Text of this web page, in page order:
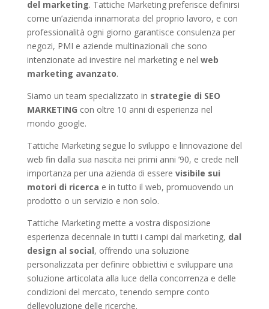
del marketing. Tattiche Marketing preferisce definirsi
come un’azienda innamorata del proprio lavoro, e con
professionalità ogni giorno garantisce consulenza per
negozi, PMI e aziende multinazionali che sono
intenzionate ad investire nel marketing e nel web
marketing avanzato.
Siamo un team specializzato in strategie di SEO
MARKETING con oltre 10 anni di esperienza nel
mondo google.
Tattiche Marketing segue lo sviluppo e linnovazione del
web fin dalla sua nascita nei primi anni ’90, e crede nell
importanza per una azienda di essere visibile sui
motori di ricerca e in tutto il web, promuovendo un
prodotto o un servizio e non solo.
Tattiche Marketing mette a vostra disposizione
esperienza decennale in tutti i campi dal marketing, dal
design al social, offrendo una soluzione
personalizzata per definire obbiettivi e sviluppare una
soluzione articolata alla luce della concorrenza e delle
condizioni del mercato, tenendo sempre conto
dellevoluzione delle ricerche.